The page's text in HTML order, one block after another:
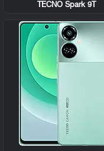
TECNO Spark 9T